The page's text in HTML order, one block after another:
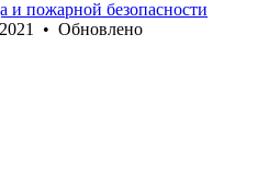
и пожарной безопасности
• Обновлено